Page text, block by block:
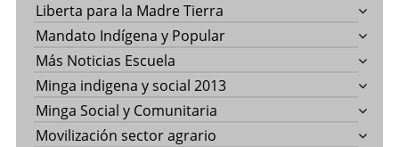
Liberta para la Madre Tierra
Mandato Indígena y Popular
Más Noticias Escuela
Minga indigena y social 2013
Minga Social y Comunitaria
Movilización sector agrario